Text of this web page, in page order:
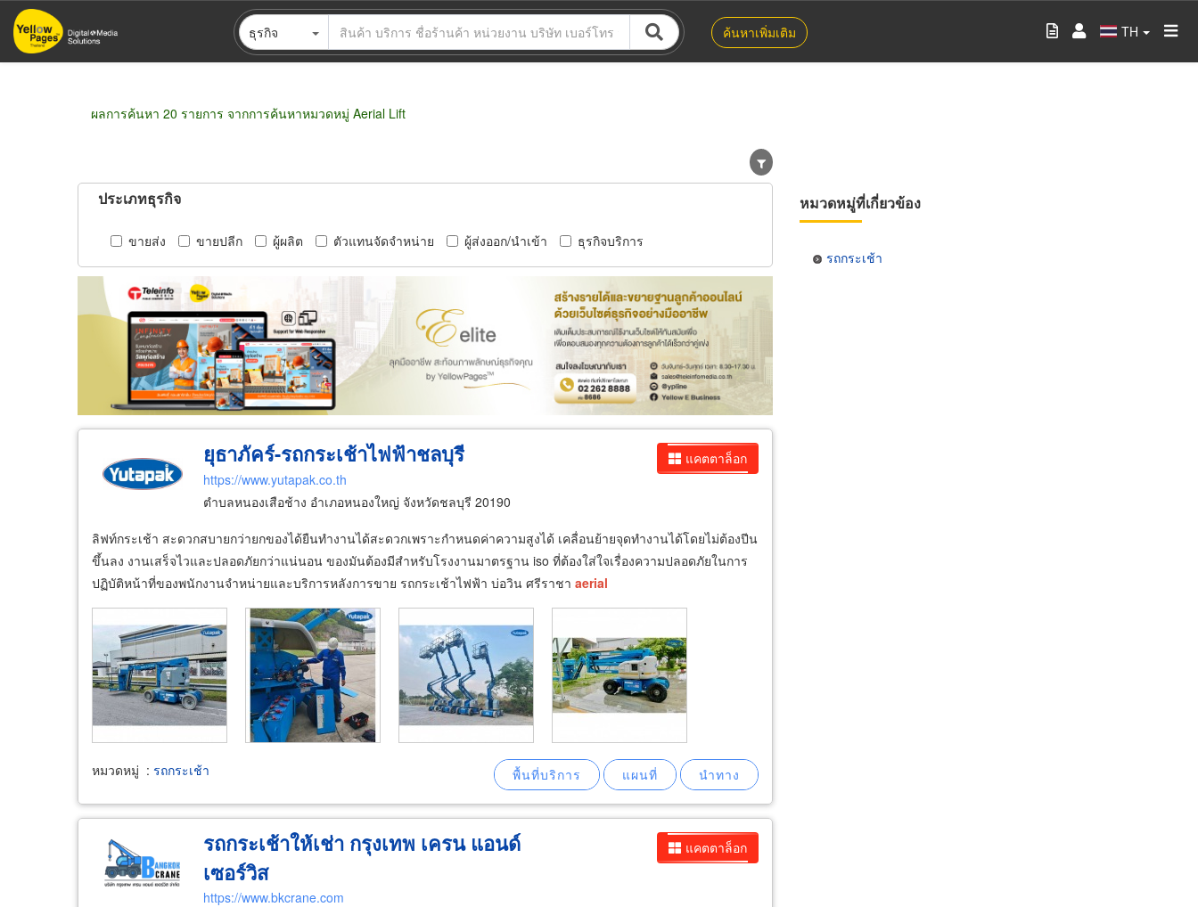
ข้าม
ไป
ธุรกิจ ค้นหาเพิ่มเติม TH
ผลการค้นหา 20 รายการ จากการค้นหาหมวดหมู่ Aerial Lift
ประเภทธุรกิจ
ขายส่ง ขายปลีก ผู้ผลิต ตัวแทนจัดจำหน่าย ผู้ส่งออก/นำเข้า ธุรกิจบริการ
แคตตาล็อก
ยุธาภัคร์-รถกระเช้าไฟฟ้าชลบุรี
https://www.yutapak.co.th
ตำบลหนองเสือช้าง อำเภอหนองใหญ่ จังหวัดชลบุรี 20190
ลิฟท์กระเช้า สะดวกสบายกว่ายกของได้ยืนทำงานได้สะดวกเพราะกำหนดค่าความสูงได้ เคลื่อนย้ายจุดทำงานได้โดยไม่ต้องปีน
ขึ้นลง งานเสร็จไวและปลอดภัยกว่าแน่นอน ของมันต้องมีสำหรับโรงงานมาตรฐาน iso ที่ต้องใส่ใจเรื่องความปลอดภัยในการ
ปฏิบัติหน้าที่ของพนักงาน ​จำหน่ายและบริการหลังการขาย รถกระเช้าไฟฟ้า บ่อวิน ศรีราชา aerial
หมวดหมู่ : รถกระเช้า
แคตตาล็อก
รถกระเช้าให้เช่า กรุงเทพ เครน แอนด์
เซอร์วิส
https://www.bkcrane.com
หมวดหมู่ที่เกี่ยวข้อง
รถกระเช้า